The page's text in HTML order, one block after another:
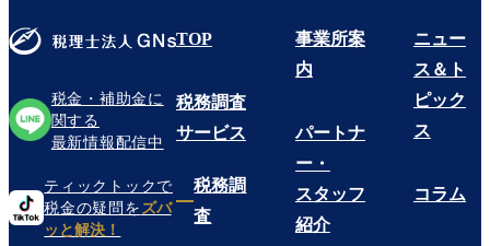
税金・補助金に
関する
最新情報配信中
ティックトックで
税金の疑問を ズバ
ッと解決！
TOP
税務調査
サービス
税務調
査
事業所案
内
パートナ
ー・
スタッフ
紹介
ニュー
ス＆ト
ピック
ス
コラム